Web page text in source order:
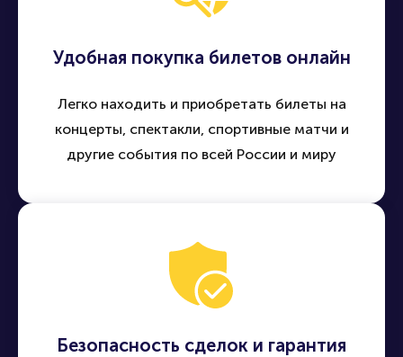
Удобная покупка билетов онлайн
Легко находить и приобретать билеты на
концерты, спектакли, спортивные матчи и
другие события по всей России и миру
Безопасность сделок и гарантия